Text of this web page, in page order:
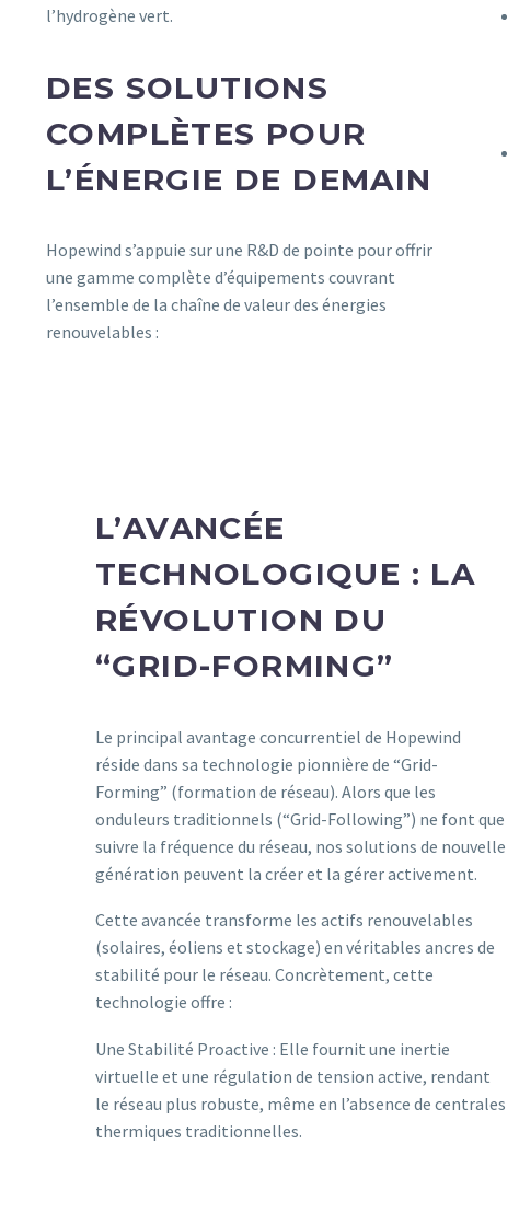
l’hydrogène vert.
DES SOLUTIONS
COMPLÈTES POUR
L’ÉNERGIE DE DEMAIN
Hopewind s’appuie sur une R&D de pointe pour offrir
une gamme complète d’équipements couvrant
l’ensemble de la chaîne de valeur des énergies
renouvelables :
L’AVANCÉE
TECHNOLOGIQUE : LA
RÉVOLUTION DU
“GRID-FORMING”
Le principal avantage concurrentiel de Hopewind
réside dans sa technologie pionnière de “Grid-
Forming” (formation de réseau). Alors que les
onduleurs traditionnels (“Grid-Following”) ne font que
suivre la fréquence du réseau, nos solutions de nouvelle
génération peuvent la créer et la gérer activement.
Cette avancée transforme les actifs renouvelables
(solaires, éoliens et stockage) en véritables ancres de
stabilité pour le réseau. Concrètement, cette
technologie offre :
Une Stabilité Proactive : Elle fournit une inertie
virtuelle et une régulation de tension active, rendant
le réseau plus robuste, même en l’absence de centrales
thermiques traditionnelles.